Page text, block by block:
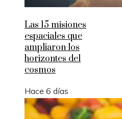
Las 15 misiones
espaciales que
ampliaron los
horizontes del
cosmos
Hace 6 días